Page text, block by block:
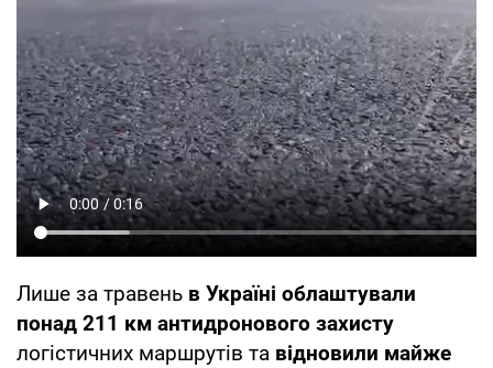
Лише за травень в Україні облаштували
понад 211 км антидронового захисту
логістичних маршрутів та відновили майже